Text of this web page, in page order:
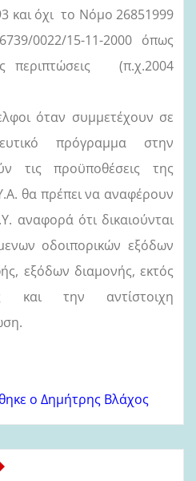
και όχι το Νόμο 26851999
0022/15-11-2000 όπως
περιπτώσεις (π.χ.2004
όταν συμμετέχουν σε
πρόγραμμα στην
τις προϋποθέσεις της
θα πρέπει να αναφέρουν
αναφορά ότι δικαιούνται
οδοιπορικών εξόδων
εξόδων διαμονής, εκτός
και την αντίστοιχη
ο Δημήτρης Βλάχος